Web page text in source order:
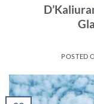
POSTED